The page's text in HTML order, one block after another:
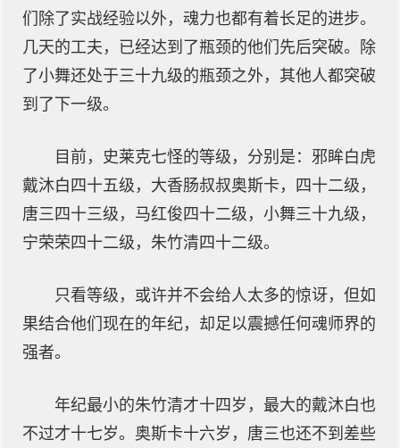
们除了实战经验以外，魂力也都有着长足的进步。
几天的工夫，已经达到了瓶颈的他们先后突破。除
了小舞还处于三十九级的瓶颈之外，其他人都突破
到了下一级。
目前，史莱克七怪的等级，分别是：邪眸白虎
戴沐白四十五级，大香肠叔叔奥斯卡，四十二级，
唐三四十三级，马红俊四十二级，小舞三十九级，
宁荣荣四十二级，朱竹清四十二级。
只看等级，或许并不会给人太多的惊讶，但如
果结合他们现在的年纪，却足以震撼任何魂师界的
强者。
年纪最小的朱竹清才十四岁，最大的戴沐白也
不过才十七岁。奥斯卡十六岁，唐三也还不到差些